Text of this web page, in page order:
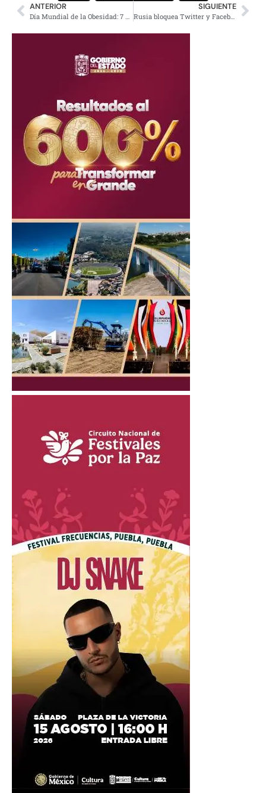
ANTERIOR SIGUIENTE
Rusia bloquea Twitter y Facebook en todo su territorio